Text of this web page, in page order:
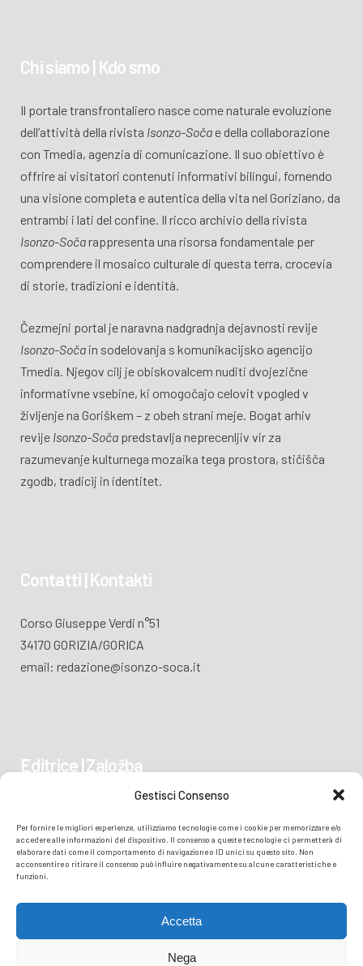
Gestisci Consenso
Per fornire le migliori esperienze, utilizziamo tecnologie come i cookie per memorizzare e/o
accedere alle informazioni del dispositivo. Il consenso a queste tecnologie ci permetterà di
elaborare dati come il comportamento di navigazione o ID unici su questo sito. Non
acconsentire o ritirare il consenso può influire negativamente su alcune caratteristiche e
funzioni.
Accetta
Nega
Chi siamo | Kdo smo
Il portale transfrontaliero nasce come naturale evoluzione
dell’attività della rivista Isonzo-Sočae della collaborazione
con Tmedia, agenzia di comunicazione. Il suo obiettivo è
offrire ai visitatori contenuti informativi bilingui, fornendo
una visione completa e autentica della vita nel Goriziano, da
entrambi i lati del confine. Il ricco archivio della rivista
Isonzo-Sočarappresenta una risorsa fondamentale per
comprendere il mosaico culturale di questa terra, crocevia
di storie, tradizioni e identità.
Čezmejni portal je naravna nadgradnja dejavnosti revije
Isonzo-Soča in sodelovanja s komunikacijsko agencijo
Tmedia. Njegov cilj je obiskovalcem nuditi dvojezične
informativne vsebine, ki omogočajo celovit vpogled v
življenje na Goriškem – z obeh strani meje. Bogat arhiv
revije Isonzo-Soča predstavlja neprecenljiv vir za
razumevanje kulturnega mozaika tega prostora, stičišča
zgodb, tradicij in identitet.
Contatti | Kontakti
Corso Giuseppe Verdi n°51
34170 GORIZIA/GORICA
email: redazione@isonzo-soca.it
Editrice | Založba
34170 GORIZIA/GORICA